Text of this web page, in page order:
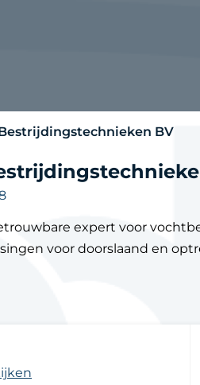
BV
expert voor
voor doorslaand en